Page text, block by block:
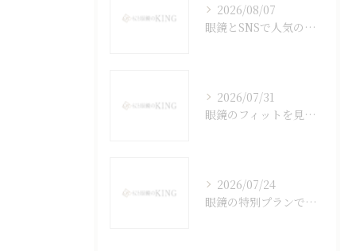
2026/08/07
眼鏡とSNSで人気の秘密を山口県光市の視点から徹底解説
2026/07/31
眼鏡のフィットを見極める具体的な調整ポイントと快適な掛け心地を得る方法
2026/07/24
眼鏡の特別プランで阿武町と周辺地域の価格比較を徹底解説